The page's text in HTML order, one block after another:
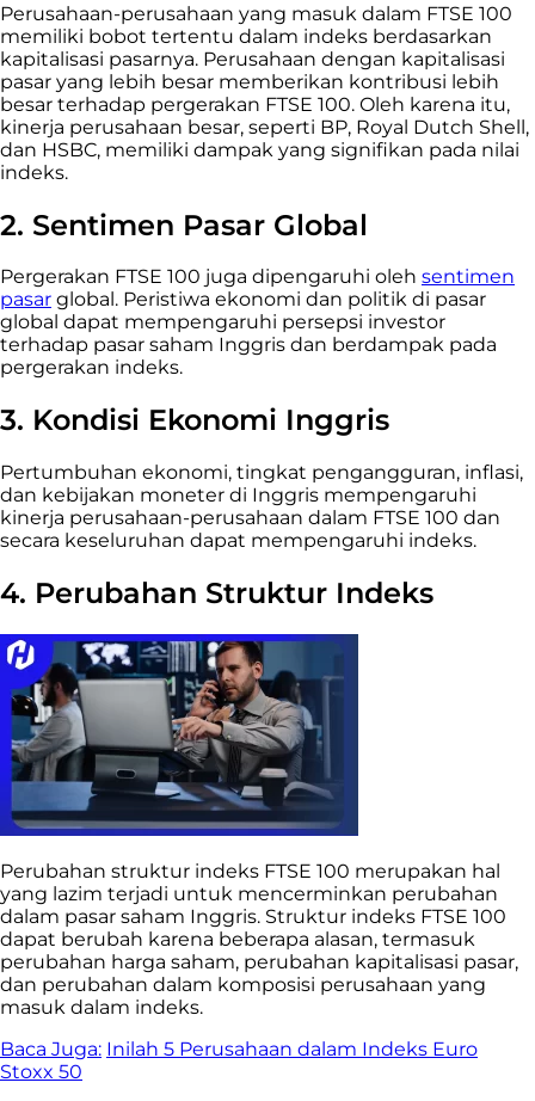
Perusahaan-perusahaan yang masuk dalam FTSE 100
memiliki bobot tertentu dalam indeks berdasarkan
kapitalisasi pasarnya. Perusahaan dengan kapitalisasi
pasar yang lebih besar memberikan kontribusi lebih
besar terhadap pergerakan FTSE 100. Oleh karena itu,
kinerja perusahaan besar, seperti BP, Royal Dutch Shell,
dan HSBC, memiliki dampak yang signifikan pada nilai
indeks.
2. Sentimen Pasar Global
Pergerakan FTSE 100 juga dipengaruhi oleh sentimen
pasar global. Peristiwa ekonomi dan politik di pasar
global dapat mempengaruhi persepsi investor
terhadap pasar saham Inggris dan berdampak pada
pergerakan indeks.
3. Kondisi Ekonomi Inggris
Pertumbuhan ekonomi, tingkat pengangguran, inflasi,
dan kebijakan moneter di Inggris mempengaruhi
kinerja perusahaan-perusahaan dalam FTSE 100 dan
secara keseluruhan dapat mempengaruhi indeks.
4. Perubahan Struktur Indeks
Perubahan struktur indeks FTSE 100 merupakan hal
yang lazim terjadi untuk mencerminkan perubahan
dalam pasar saham Inggris. Struktur indeks FTSE 100
dapat berubah karena beberapa alasan, termasuk
perubahan harga saham, perubahan kapitalisasi pasar,
dan perubahan dalam komposisi perusahaan yang
masuk dalam indeks.
Baca Juga: Inilah 5 Perusahaan dalam Indeks Euro
Stoxx 50